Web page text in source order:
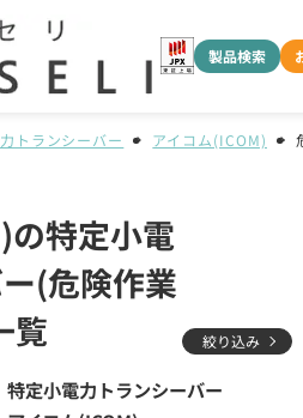
製品検索
トランシーバー アイコム(ICOM)
の特定小電
(危険作業
覧
絞り込み
特定小電力トランシーバー